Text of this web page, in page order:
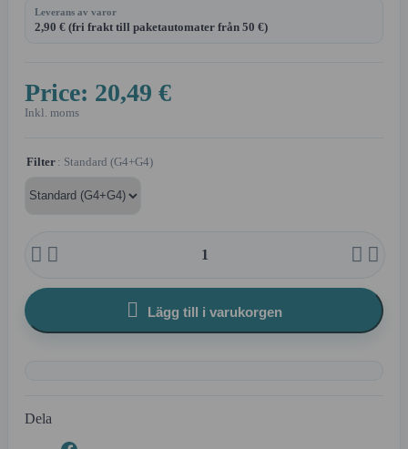
Leverans av varor
2,90 € (fri frakt till paketautomater från 50 €)
Price: 20,49 €
Inkl. moms
Filter : Standard (G4+G4)
   
 Lägg till i varukorgen
Dela